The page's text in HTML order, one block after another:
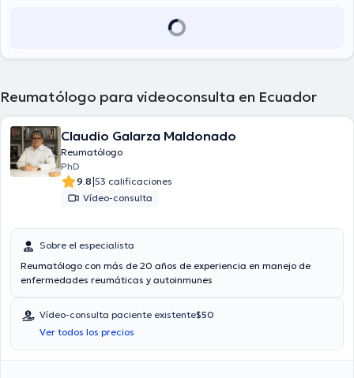
Reumatólogo para videoconsulta en Ecuador
Claudio Galarza Maldonado
Reumatólogo
PhD
9.8|53 calificaciones
Vídeo-consulta
Sobre el especialista
Reumatólogo con más de 20 años de experiencia en manejo de
enfermedades reumáticas y autoinmunes
Vídeo-consulta paciente existente$50
Ver todos los precios